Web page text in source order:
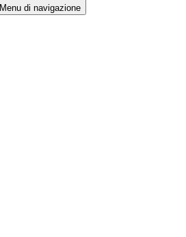
Menu di navigazione